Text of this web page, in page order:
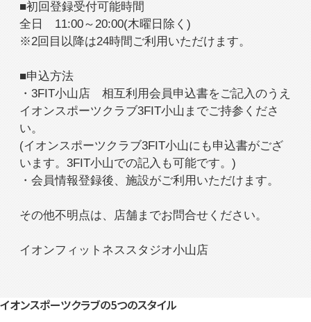
■初回登録受付可能時間
全日 11:00～20:00(木曜日除く)
※2回目以降は24時間ご利用いただけます。
■申込方法
・3FIT小山店 相互利用会員申込書をご記入のうえ
イオンスポーツクラブ3FIT小山までご持参くださ
い。
(イオンスポーツクラブ3FIT小山にも申込書がござ
います。3FIT小山での記入も可能です。)
・会員情報登録後、施設がご利用いただけます。
その他不明点は、店舗までお問合せください。
イオンフィットネススタジオ小山店
イオンスポーツクラブの5つのスタイル